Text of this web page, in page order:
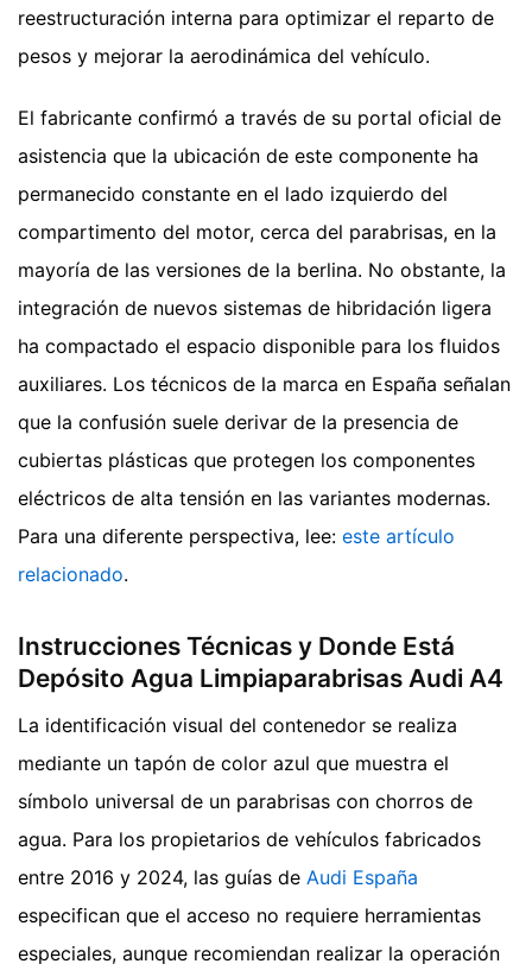
reestructuración interna para optimizar el reparto de
pesos y mejorar la aerodinámica del vehículo.
El fabricante confirmó a través de su portal oficial de
asistencia que la ubicación de este componente ha
permanecido constante en el lado izquierdo del
compartimento del motor, cerca del parabrisas, en la
mayoría de las versiones de la berlina. No obstante, la
integración de nuevos sistemas de hibridación ligera
ha compactado el espacio disponible para los fluidos
auxiliares. Los técnicos de la marca en España señalan
que la confusión suele derivar de la presencia de
cubiertas plásticas que protegen los componentes
eléctricos de alta tensión en las variantes modernas.
Para una diferente perspectiva, lee: este artículo
relacionado.
Instrucciones Técnicas y Donde Está
Depósito Agua Limpiaparabrisas Audi A4
La identificación visual del contenedor se realiza
mediante un tapón de color azul que muestra el
símbolo universal de un parabrisas con chorros de
agua. Para los propietarios de vehículos fabricados
entre 2016 y 2024, las guías de Audi España
especifican que el acceso no requiere herramientas
especiales, aunque recomiendan realizar la operación